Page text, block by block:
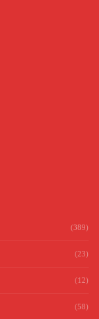
(389)
(23)
(12)
(58)